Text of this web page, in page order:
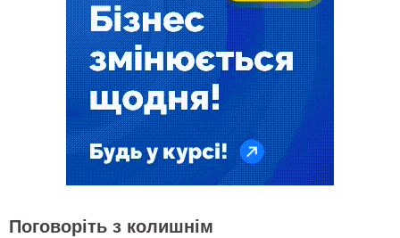
Поговоріть з колишнім